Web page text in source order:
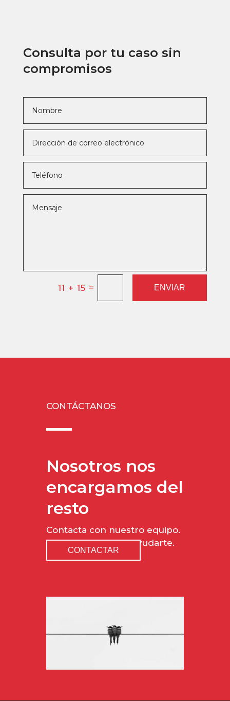
Consulta por tu caso sin
compromisos
11 + 15 = ENVIAR
CONTÁCTANOS
Nosotros nos
encargamos del
resto
Contacta con nuestro equipo.
Estamos aquí para ayudarte.
CONTACTAR